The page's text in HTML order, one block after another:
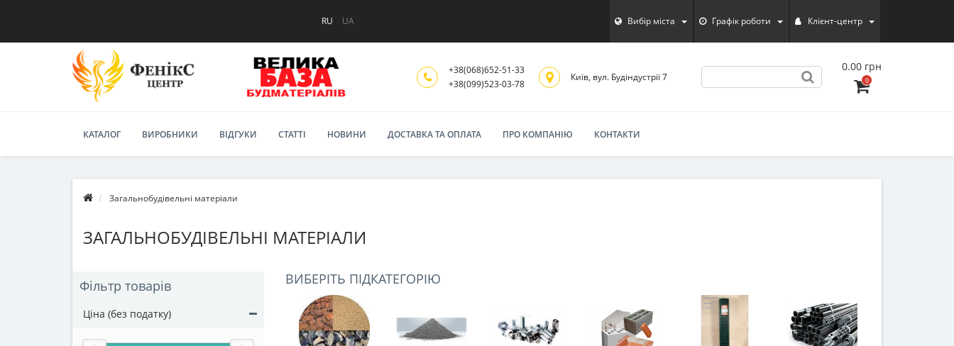
RU UA Вибiр мiста Графік роботи Клієнт-центр
+38(068)652-51-33
‎+38(099)523-03-78
Київ, вул. Будіндустрії 7
0.00 грн
0
КАТАЛОГ ВИРОБНИКИ ВІДГУКИ СТАТТІ НОВИНИ ДОСТАВКА ТА ОПЛАТА ПРО КОМПАНІЮ КОНТАКТИ
Загальнобудівельні матеріали
ЗАГАЛЬНОБУДІВЕЛЬНІ МАТЕРІАЛИ
Фільтр товарів
Ціна (без податку)
ВИБЕРІТЬ ПІДКАТЕГОРІЮ